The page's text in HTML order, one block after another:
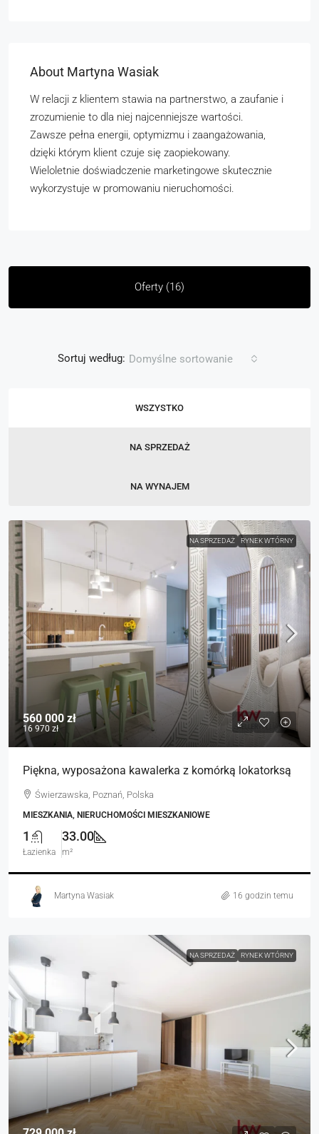
About Martyna Wasiak
W relacji z klientem stawia na partnerstwo, a zaufanie i
zrozumienie to dla niej najcenniejsze wartości.
Zawsze pełna energii, optymizmu i zaangażowania,
dzięki którym klient czuje się zaopiekowany.
Wieloletnie doświadczenie marketingowe skutecznie
wykorzystuje w promowaniu nieruchomości.
Oferty (16)
WSZYSTKO
NA SPRZEDAŻ
NA WYNAJEM
Sortuj według: Domyślne sortowanie
NA SPRZEDAŻ RYNEK WTÓRNY
560 000 zł
16 970 zł
Piękna, wyposażona kawalerka z komórką lokatorksą
Świerzawska, Poznań, Polska
MIESZKANIA, NIERUCHOMOŚCI MIESZKANIOWE
1
Łazienka
33.00
m²
Martyna Wasiak 16 godzin temu
NA SPRZEDAŻ RYNEK WTÓRNY